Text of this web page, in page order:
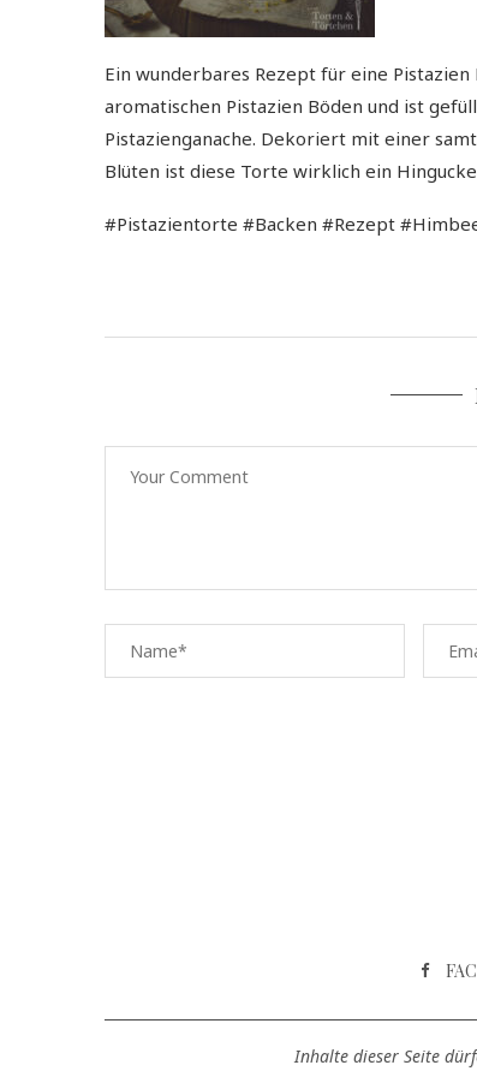
Ein wunderbares Rezept für eine
aromatischen Pistazien Böden und ist
Pistazienganache. Dekoriert mit einer
Blüten ist diese Torte wirklich ein
#Pistazientorte #Backen #Rezept
Inhalte dieser Seite